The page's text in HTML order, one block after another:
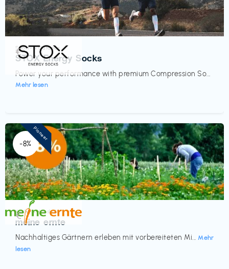
Sport- & Outdoor
STOX Energy Socks
Power your performance with premium Compression So...
Mehr lesen
€‎
-8%
Küche & Haushalt
meine ernte
Nachhaltiges Gärtnern erleben mit vorbereiteten Mi... Mehr
lesen
€‎
Pioneer